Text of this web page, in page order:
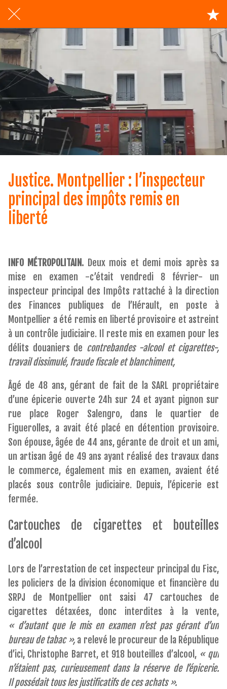
Justice. Montpellier : l’inspecteur
principal des impôts remis en
liberté
INFO MÉTROPOLITAIN. Deux mois et demi mois après sa
mise en examen -c’était vendredi 8 février- un
inspecteur principal des Impôts rattaché à la direction
des Finances publiques de l’Hérault, en poste à
Montpellier a été remis en liberté provisoire et astreint
à un contrôle judiciaire. Il reste mis en examen pour les
délits douaniers de contrebandes -alcool et cigarettes-,
travail dissimulé, fraude fiscale et blanchiment,
Âgé de 48 ans, gérant de fait de la SARL propriétaire
d’une épicerie ouverte 24h sur 24 et ayant pignon sur
rue place Roger Salengro, dans le quartier de
Figuerolles, a avait été placé en détention provisoire.
Son épouse, âgée de 44 ans, gérante de droit et un ami,
un artisan âgé de 49 ans ayant réalisé des travaux dans
le commerce, également mis en examen, avaient été
placés sous contrôle judiciaire. Depuis, l’épicerie est
fermée.
Cartouches de cigarettes et bouteilles
d’alcool
Lors de l’arrestation de cet inspecteur principal du Fisc,
les policiers de la division économique et financière du
SRPJ de Montpellier ont saisi 47 cartouches de
cigarettes détaxées, donc interdites à la vente,
« d’autant que le mis en examen n’est pas gérant d’un
bureau de tabac », a relevé le procureur de la République
d’ici, Christophe Barret, et 918 bouteilles d’alcool, « qui
n’étaient pas, curieusement dans la réserve de l’épicerie.
Ilpossédait tous les justificatifs de ces achats ».